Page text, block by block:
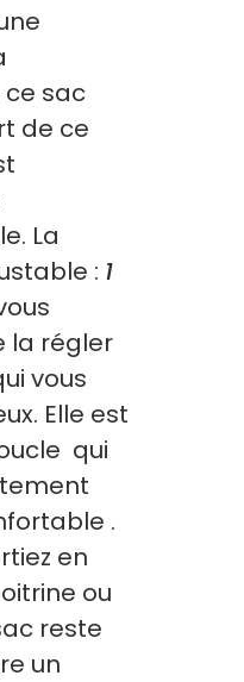
sac
de ce
La
: 1
la régler
vous
Elle est
qui
.
en
ou
reste
un